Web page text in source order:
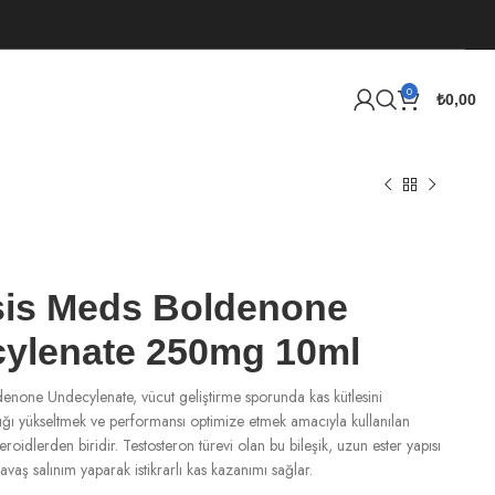
0 ₺0,00
Meds Boldenone
250mg 10ml
Undecylenate, vücut geliştirme sporunda kas kütlesini
yükseltmek ve performansı optimize etmek amacıyla kullanılan
biridir. Testosteron türevi olan bu bileşik, uzun ester yapısı
salınım yaparak istikrarlı kas kazanımı sağlar.